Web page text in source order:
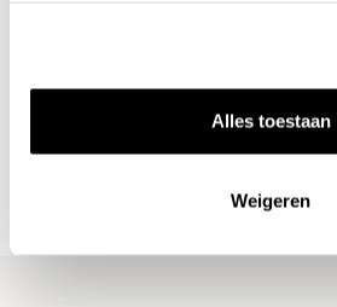
Alles toestaan
Weigeren
Nieuws & inspiratie in
Alle wijnen direct van
Vandaag voor 12.00 uur
Gratis thuisbezorgd
Iedere wijn per fles te